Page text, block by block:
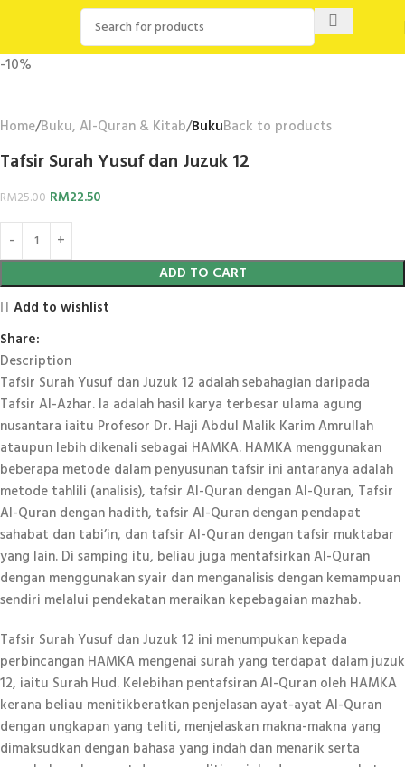
-10%
Home Buku, Al-Quran & Kitab BukuBack to products
Tafsir Surah Yusuf dan Juzuk 12
RM25.00 RM22.50
ADD TO CART
Add to wishlist
Share:
Description
Tafsir Surah Yusuf dan Juzuk 12 adalah sebahagian daripada
Tafsir Al-Azhar. Ia adalah hasil karya terbesar ulama agung
nusantara iaitu Profesor Dr. Haji Abdul Malik Karim Amrullah
ataupun lebih dikenali sebagai HAMKA. HAMKA menggunakan
beberapa metode dalam penyusunan tafsir ini antaranya adalah
metode tahlili (analisis), tafsir Al-Quran dengan Al-Quran, Tafsir
Al-Quran dengan hadith, tafsir Al-Quran dengan pendapat
sahabat dan tabi’in, dan tafsir Al-Quran dengan tafsir muktabar
yang lain. Di samping itu, beliau juga mentafsirkan Al-Quran
dengan menggunakan syair dan menganalisis dengan kemampuan
sendiri melalui pendekatan meraikan kepebagaian mazhab.
Tafsir Surah Yusuf dan Juzuk 12 ini menumpukan kepada
perbincangan HAMKA mengenai surah yang terdapat dalam juzuk
12, iaitu Surah Hud. Kelebihan pentafsiran Al-Quran oleh HAMKA
kerana beliau menitikberatkan penjelasan ayat-ayat Al-Quran
dengan ungkapan yang teliti, menjelaskan makna-makna yang
dimaksudkan dengan bahasa yang indah dan menarik serta